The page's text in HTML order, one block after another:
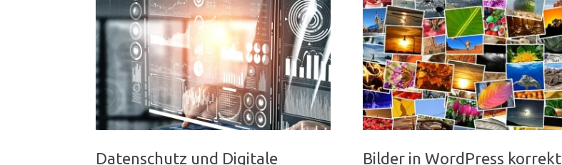
KURSE"
SEO,
TEXTEN
&
SOCIAL
Datenschutz und Digitale
Bilder in WordPress korrekt